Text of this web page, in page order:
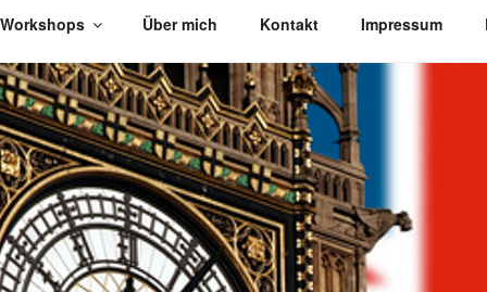
Workshops Über mich Kontakt Impressum